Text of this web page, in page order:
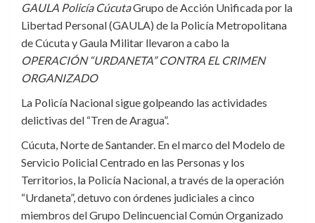
GAULA Policía CúcutaGrupo de Acción Unificada por la
Libertad Personal (GAULA) de la Policía Metropolitana
de Cúcuta y Gaula Militar llevaron a cabo la
OPERACIÓN “URDANETA” CONTRA EL CRIMEN
ORGANIZADO
La Policía Nacional sigue golpeando las actividades
delictivas del “Tren de Aragua”.
Cúcuta, Norte de Santander. En el marco del Modelo de
Servicio Policial Centrado en las Personas y los
Territorios, la Policía Nacional, a través de la operación
“Urdaneta”, detuvo con órdenes judiciales a cinco
miembros del Grupo Delincuencial Común Organizado